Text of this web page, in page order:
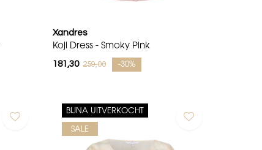
Xandres
Koji Dress - Smoky Pink
181,30 259,00 -30%
BIJNA UITVERKOCHT
SALE